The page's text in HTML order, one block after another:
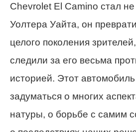
Chevrolet El Camino стал
Уолтера Уайта, он
целого поколения
следили за его весьма
историей. Этот автомобиль
задуматься о многих
натуры, о борьбе с самим